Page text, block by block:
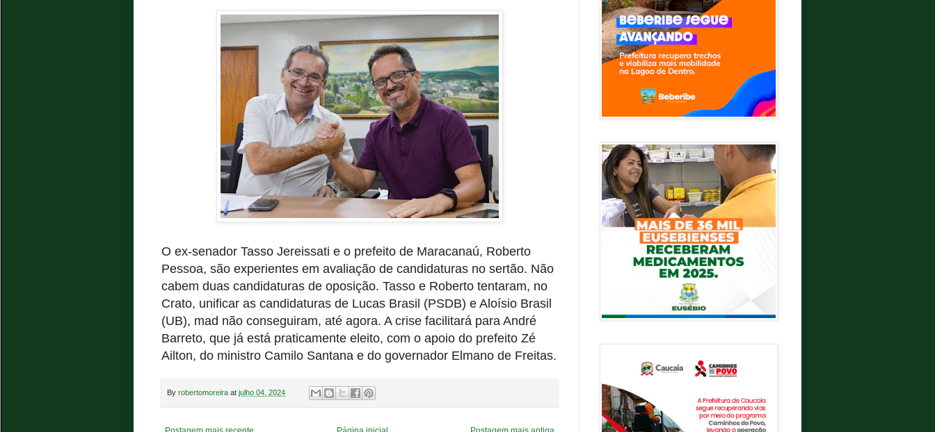
O ex-senador Tasso Jereissati e o prefeito de Maracanaú, Roberto
Pessoa, são experientes em avaliação de candidaturas no sertão. Não
cabem duas candidaturas de oposição. Tasso e Roberto tentaram, no
Crato, unificar as candidaturas de Lucas Brasil (PSDB) e Aloísio Brasil
(UB), mad não conseguiram, até agora. A crise facilitará para André
Barreto, que já está praticamente eleito, com o apoio do prefeito Zé
Ailton, do ministro Camilo Santana e do governador Elmano de Freitas.
By robertomoreira at julho 04, 2024